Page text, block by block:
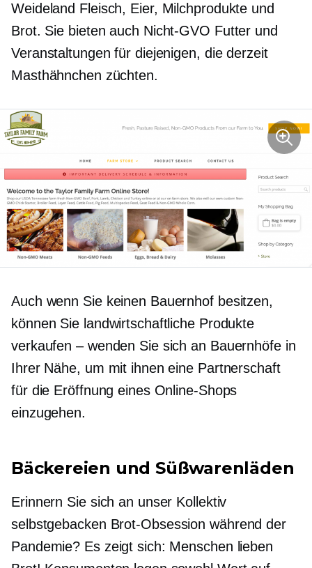
Weideland Fleisch, Eier, Milchprodukte und
Brot. Sie bieten auch Nicht-GVO Futter und
Veranstaltungen für diejenigen, die derzeit
Masthähnchen züchten.
Auch wenn Sie keinen Bauernhof besitzen,
können Sie landwirtschaftliche Produkte
verkaufen – wenden Sie sich an Bauernhöfe in
Ihrer Nähe, um mit ihnen eine Partnerschaft
für die Eröffnung eines Online-Shops
einzugehen.
Bäckereien und Süßwarenläden
Erinnern Sie sich an unser Kollektiv
selbstgebacken Brot-Obsession während der
Pandemie? Es zeigt sich: Menschen lieben